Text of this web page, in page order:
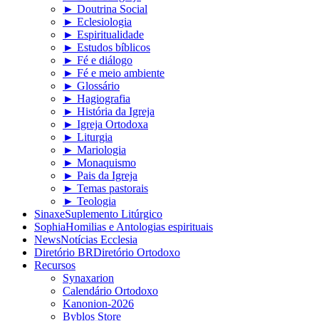
► Doutrina Social
► Eclesiologia
► Espiritualidade
► Estudos bíblicos
► Fé e diálogo
► Fé e meio ambiente
► Glossário
► Hagiografia
► História da Igreja
► Igreja Ortodoxa
► Liturgia
► Mariologia
► Monaquismo
► Pais da Igreja
► Temas pastorais
► Teologia
SinaxeSuplemento Litúrgico
SophiaHomilias e Antologias espirituais
NewsNotícias Ecclesia
Diretório BRDiretório Ortodoxo
Recursos
Synaxarion
Calendário Ortodoxo
Kanonion-2026
Byblos Store